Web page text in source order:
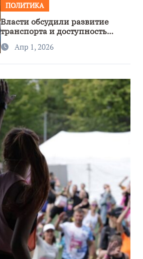
ПОЛИТИКА
Власти обсудили развитие
транспорта и доступность
региона
Апр 1, 2026